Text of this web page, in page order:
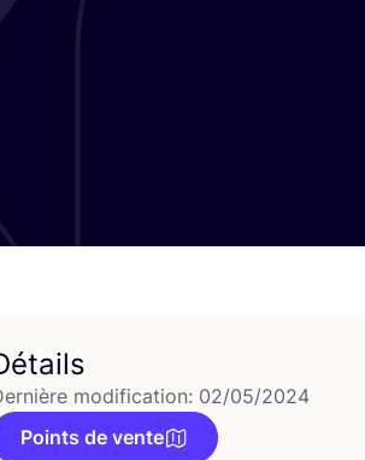
modification: 02/05/2024
Points de vente